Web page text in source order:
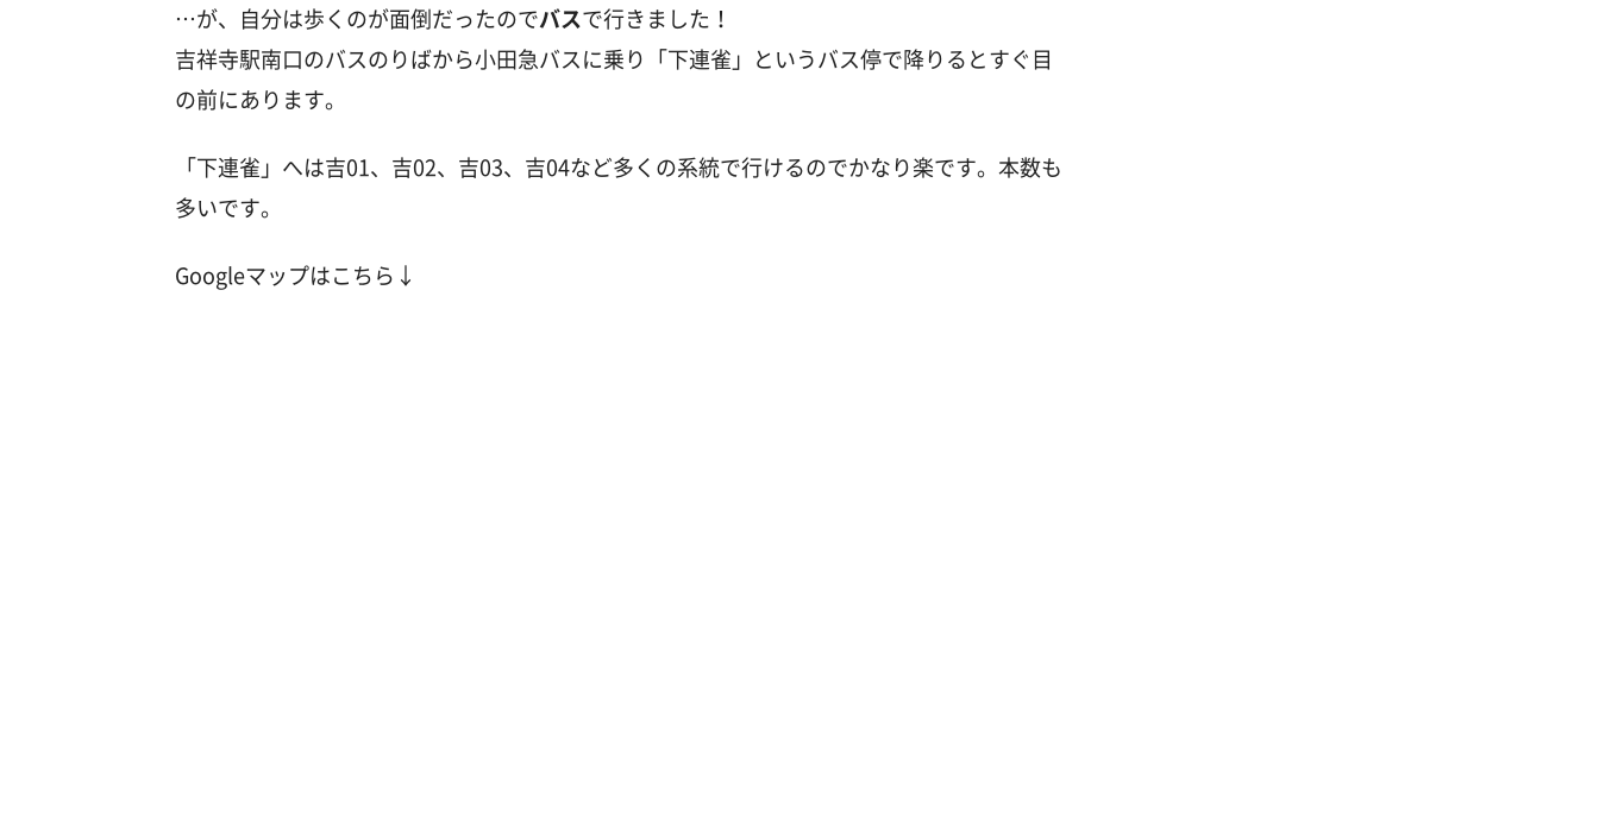
…が、自分は歩くのが面倒だったのでバスで行きました！
吉祥寺駅南口のバスのりばから小田急バスに乗り「下連雀」というバス停で降りるとすぐ目
の前にあります。
「下連雀」へは吉01、吉02、吉03、吉04など多くの系統で行けるのでかなり楽です。本数も
多いです。
Googleマップはこちら↓